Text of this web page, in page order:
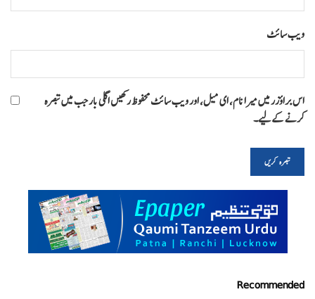
ویب‌ سائٹ
اس براؤزر میں میرا نام، ای میل، اور ویب سائٹ محفوظ رکھیں اگلی بار جب میں تبصرہ
کرنے کےلیے۔
Recommended